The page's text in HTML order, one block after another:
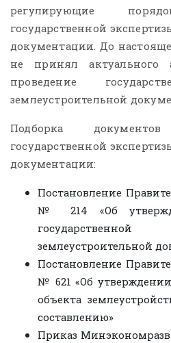
регулирующие
государственной
документации. До
не принял актуального
проведение
землеустроительной
Подборка
государственной
документации:
Постановление
№ 214 «Об
землеустроительной
Постановление
№ 621 «Об
объекта
составлению»
Приказ
В статье отмечена
правильной организации
проведения судебной